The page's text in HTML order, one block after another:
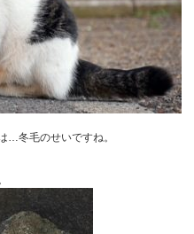
…冬毛のせいですね。